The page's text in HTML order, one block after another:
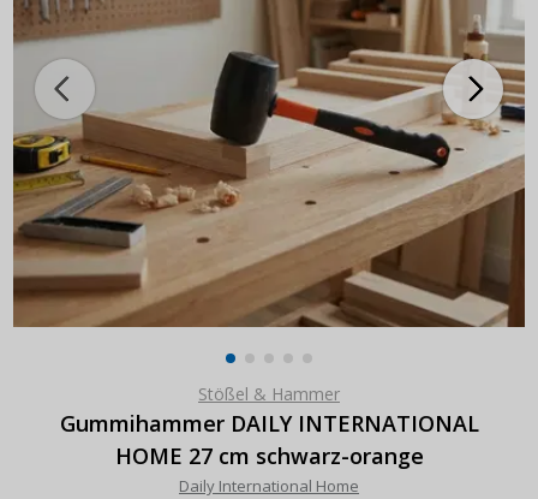
Stößel & Hammer
Gummihammer DAILY INTERNATIONAL
HOME 27 cm schwarz-orange
Daily International Home